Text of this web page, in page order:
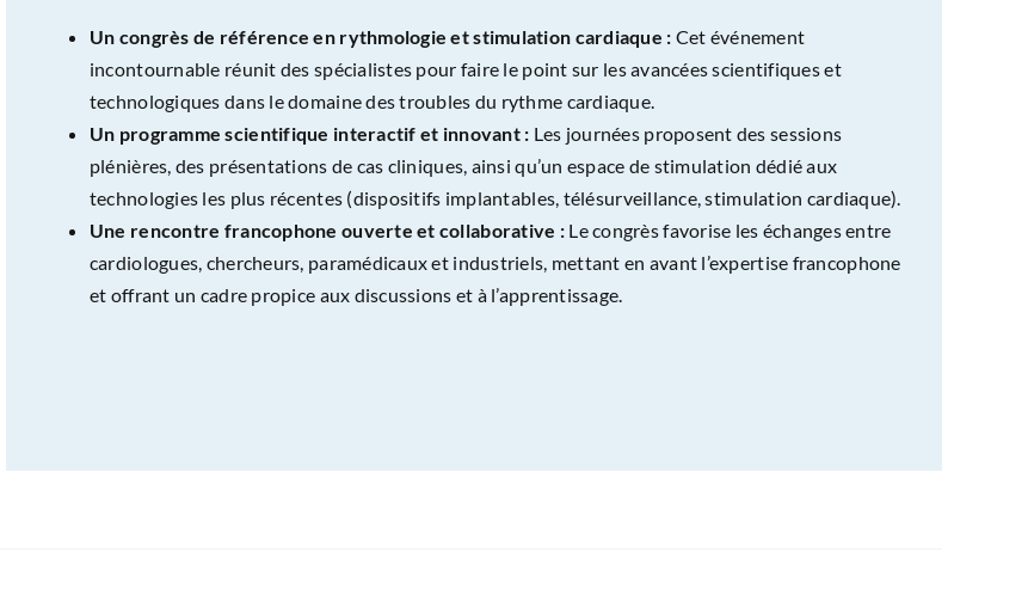
Un congrès de référence en rythmologie et stimulation cardiaque : Cet événement
incontournable réunit des spécialistes pour faire le point sur les avancées scientifiques et
technologiques dans le domaine des troubles du rythme cardiaque.
Un programme scientifique interactif et innovant : Les journées proposent des sessions
plénières, des présentations de cas cliniques, ainsi qu’un espace de stimulation dédié aux
technologies les plus récentes (dispositifs implantables, télésurveillance, stimulation cardiaque).
Une rencontre francophone ouverte et collaborative : Le congrès favorise les échanges entre
cardiologues, chercheurs, paramédicaux et industriels, mettant en avant l’expertise francophone
et offrant un cadre propice aux discussions et à l’apprentissage.